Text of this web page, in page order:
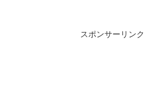
スポンサーリンク